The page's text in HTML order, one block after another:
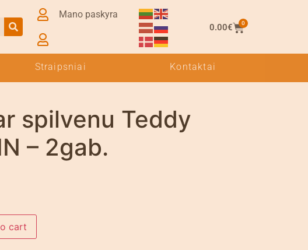
Mano paskyra
0.00€ 0
Straipsniai Kontaktai
spilvenu Teddy
– 2gab.
cart